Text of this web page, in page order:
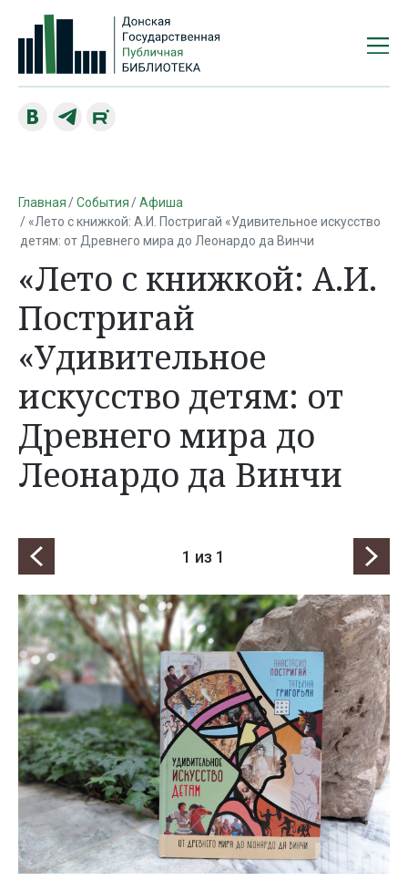
Главная События
Афиша
«Лето с книжкой: А.И. Постригай «Удивительное искусство
детям: от Древнего мира до Леонардо да Винчи
«Лето с книжкой: А.И.
Постригай
«Удивительное
искусство детям: от
Древнего мира до
Леонардо да Винчи
1 из 1